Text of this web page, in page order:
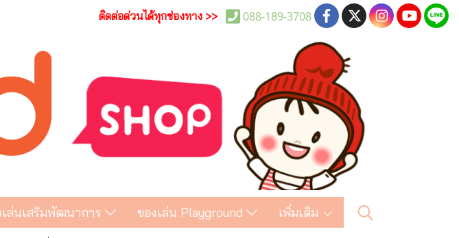
ติดต่อด่วนได้ทุกช่องทาง >> 088-189-3708
เล่นเสริมพัฒนาการ ของเล่น Playground เพิ่มเติม